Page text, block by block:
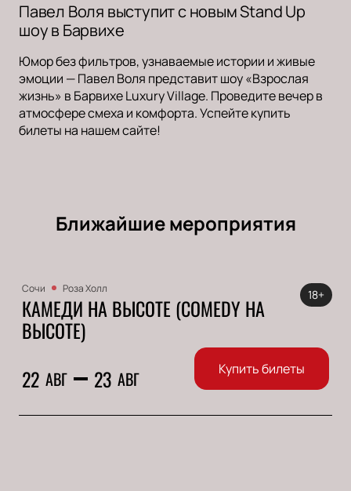
Павел Воля выступит с новым Stand Up
шоу в Барвихе
Юмор без фильтров, узнаваемые истории и живые
эмоции — Павел Воля представит шоу «Взрослая
жизнь» в Барвихе Luxury Village. Проведите вечер в
атмосфере смеха и комфорта. Успейте купить
билеты на нашем сайте!
Ближайшие мероприятия
Сочи Роза Холл
КАМЕДИ НА ВЫСОТЕ (COMEDY НА
ВЫСОТЕ)
22 АВГ 23 АВГ
18+
Купить билеты